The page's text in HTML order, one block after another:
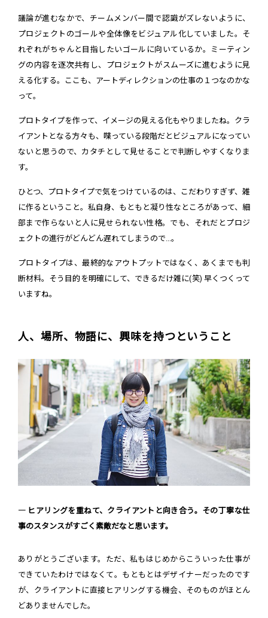
議論が進むなかで、チームメンバー間で認識がズレないように、
プロジェクトのゴールや全体像をビジュアル化していました。そ
れぞれがちゃんと目指したいゴールに向いているか。ミーティン
グの内容を逐次共有し、プロジェクトがスムーズに進むように見
える化する。ここも、アートディレクションの仕事の１つなのかな
って。
プロトタイプを作って、イメージの見える化もやりましたね。クラ
イアントとなる方々も、喋っている段階だとビジュアルになってい
ないと思うので、カタチとして見せることで判断しやすくなりま
す。
ひとつ、プロトタイプで気をつけているのは、こだわりすぎず、雑
に作るということ。私自身、もともと凝り性なところがあって、細
部まで作らないと人に見せられない性格。でも、それだとプロジ
ェクトの進行がどんどん遅れてしまうので...。
プロトタイプは、最終的なアウトプットではなく、あくまでも判
断材料。そう目的を明確にして、できるだけ雑に(笑) 早くつくって
いますね。
人、場所、物語に、興味を持つということ
― ヒアリングを重ねて、クライアントと向き合う。その丁寧な仕
事のスタンスがすごく素敵だなと思います。
ありがとうございます。ただ、私もはじめからこういった仕事が
できていたわけではなくて。もともとはデザイナーだったのです
が、クライアントに直接ヒアリングする機会、そのものがほとん
どありませんでした。